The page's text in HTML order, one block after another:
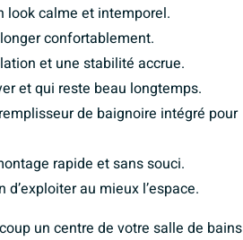
look calme et intemporel.
confortablement.
et une stabilité accrue.
et qui reste beau longtemps.
de baignoire intégré pour
rapide et sans souci.
au mieux l’espace.
un centre de votre salle de bains